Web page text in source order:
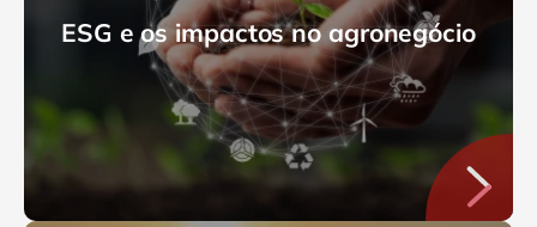
ESG e os impactos no agronegócio